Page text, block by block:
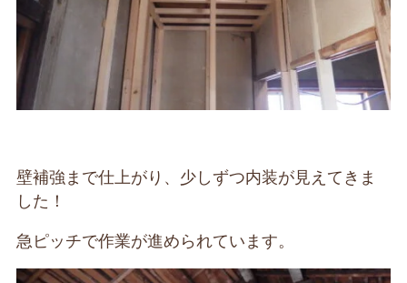
壁補強まで仕上がり、少しずつ内装が見えてきま
した！
急ピッチで作業が進められています。